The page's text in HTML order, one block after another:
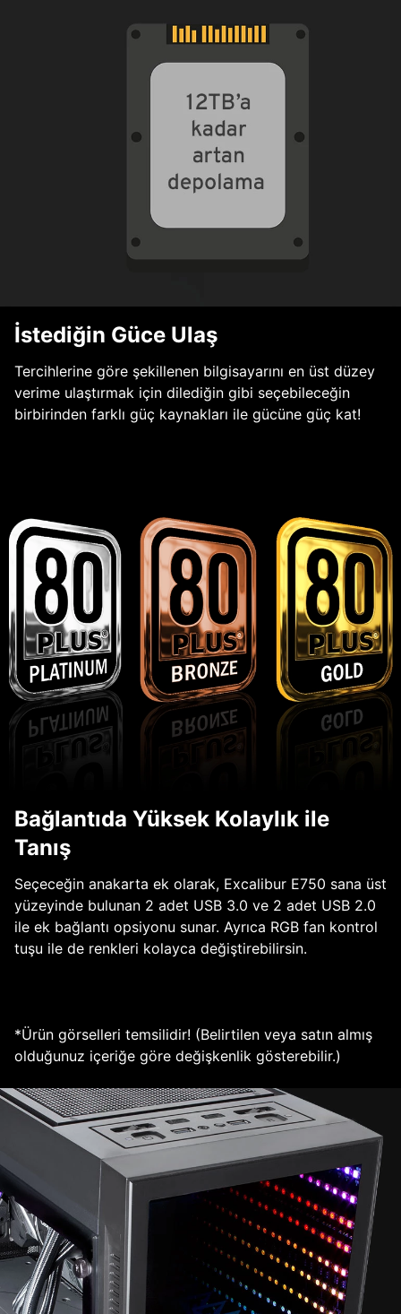
İstediğin Güce Ulaş
Tercihlerine göre şekillenen bilgisayarını en üst düzey
verime ulaştırmak için dilediğin gibi seçebileceğin
birbirinden farklı güç kaynakları ile gücüne güç kat!
Bağlantıda Yüksek Kolaylık ile
Tanış
Seçeceğin anakarta ek olarak, Excalibur E750 sana üst
yüzeyinde bulunan 2 adet USB 3.0 ve 2 adet USB 2.0
ile ek bağlantı opsiyonu sunar. Ayrıca RGB fan kontrol
tuşu ile de renkleri kolayca değiştirebilirsin.
*Ürün görselleri temsilidir! (Belirtilen veya satın almış
olduğunuz içeriğe göre değişkenlik gösterebilir.)